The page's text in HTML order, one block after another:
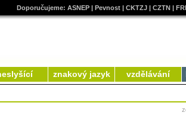
Doporučujeme: ASNEP| Pevnost| CKTZJ| CZTN|
znakový jazyk vzdělávání